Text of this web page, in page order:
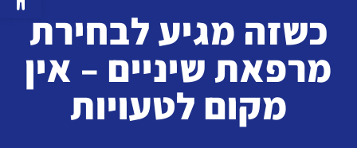
כשזה מגיע לבחירת
מרפאת שיניים – אין
מקום לטעויות